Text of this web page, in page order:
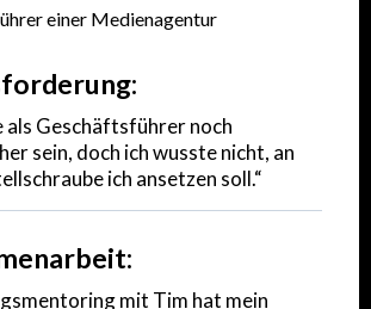
einer Medienagentur
als Geschäftsführer noch
sein, doch ich wusste nicht, an
ich ansetzen soll.“
mit Tim hat mein